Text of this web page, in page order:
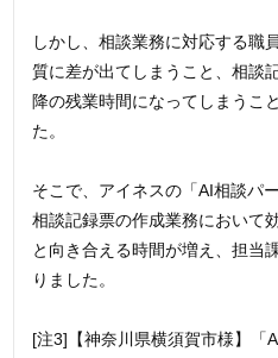
しかし、相談業務に対応する職
質に差が出てしまうこと、相談
降の残業時間になってしまうこ
た。
そこで、アイネスの「AI相談パ
相談記録票の作成業務において
と向き合える時間が増え、担当
りました。
[注3]【神奈川県横須賀市様】「